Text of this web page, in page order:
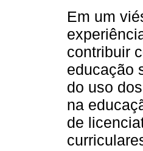
Em um
contribuir
educação
do uso
na
de